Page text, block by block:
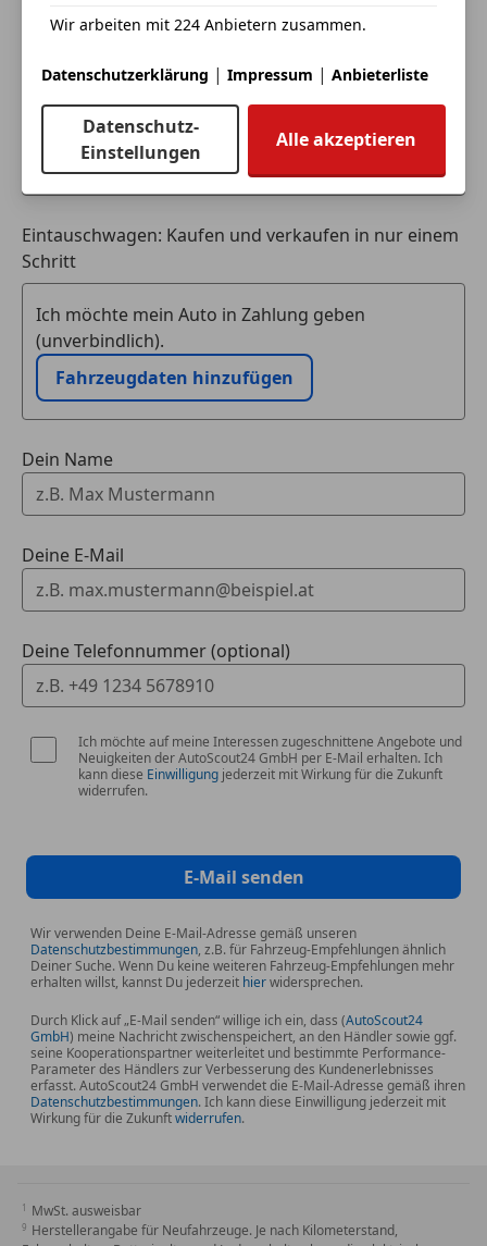
Innenspiegel automatisch abblendend
Touchscreen
Irrtümer, Eingabefehler und Zwischenverkauf
Eintauschwagen: Kaufen und verkaufen in nur einem
Schritt
Ich möchte mein Auto in Zahlung geben
(unverbindlich).
Fahrzeugdaten hinzufügen
Dein Name
Deine E-Mail
Deine Telefonnummer (optional)
Ich möchte auf meine Interessen zugeschnittene Angebote und
Neuigkeiten der AutoScout24 GmbH per E-Mail erhalten. Ich
kann diese Einwilligung jederzeit mit Wirkung für die Zukunft
widerrufen.
E-Mail senden
Wir verwenden Deine E-Mail-Adresse gemäß unseren
Datenschutzbestimmungen, z.B. für Fahrzeug-Empfehlungen ähnlich
Deiner Suche. Wenn Du keine weiteren Fahrzeug-Empfehlungen mehr
erhalten willst, kannst Du jederzeit hierwidersprechen.
Durch Klick auf „E-Mail senden“ willige ich ein, dass (AutoScout24
GmbH) meine Nachricht zwischenspeichert, an den Händler sowie ggf.
seine Kooperationspartner weiterleitet und bestimmte Performance-
Parameter des Händlers zur Verbesserung des Kundenerlebnisses
erfasst. AutoScout24 GmbH verwendet die E-Mail-Adresse gemäß ihren
Datenschutzbestimmungen. Ich kann diese Einwilligung jederzeit mit
Wirkung für die Zukunftwiderrufen.
MwSt. ausweisbar
Herstellerangabe für Neufahrzeuge. Je nach Kilometerstand,
Wir arbeiten mit 224 Anbietern zusammen.
Datenschutzerklärung | Impressum | Anbieterliste
Datenschutz-
Einstellungen
Alle akzeptieren